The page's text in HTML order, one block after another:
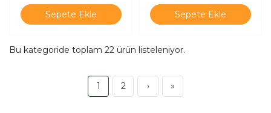
Sepete Ekle Sepete Ekle
Bu kategoride toplam 22 ürün listeleniyor.
1 2 › »